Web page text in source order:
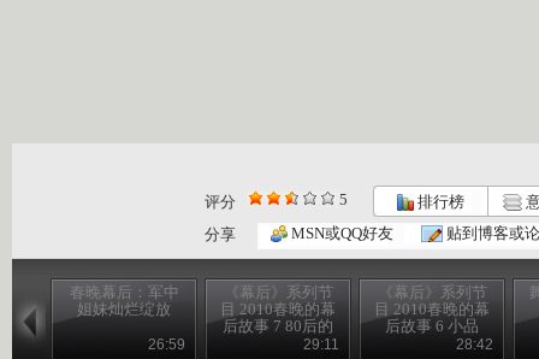
评分 5 排行榜
分享
MSN或QQ好友 贴到博客或
春晚幕后：军中
姐妹灿烂绽放
26:59
《幕后》系列节
目 2010春晚的幕
后故事 7 80后的
29:11
《幕后》系列节
目 2010春晚的幕
后故事 6 小品
《我心飞翔》
28:42